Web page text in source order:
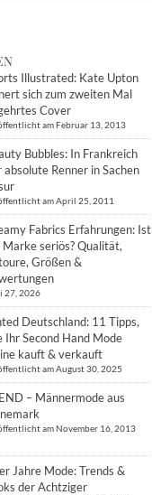
Illustrated: Kate Upton
sich zum zweiten Mal
Cover
am Februar 13, 2013
Bubbles: In Frankreich
absolute Renner in Sachen
am April 25, 2011
Fabrics Erfahrungen: Ist
Marke seriös? Qualität,
Größen &
27, 2026
Deutschland: 11 Tipps,
Ihr Second Hand Mode
kauft & verkauft
am August 30, 2025
– Männermode aus
am November 16, 2013
Jahre Mode: Trends &
der Achtziger